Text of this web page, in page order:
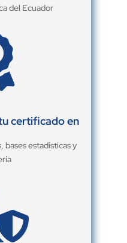
del Ecuador
certificado en
bases estadísticas y